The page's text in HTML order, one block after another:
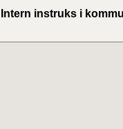
Intern instruks i